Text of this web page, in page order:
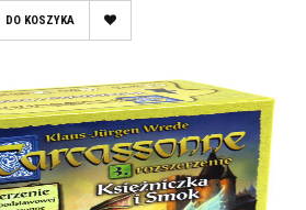
DO KOSZYKA